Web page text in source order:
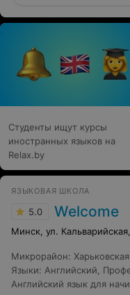
Студенты ищут курсы
иностранных языков на
Relax.by
ЯЗЫКОВАЯ ШКОЛА
5.0 Welcome
Минск, ул.
Микрорайон: Харьковская
Языки: Английский
Английский язык для